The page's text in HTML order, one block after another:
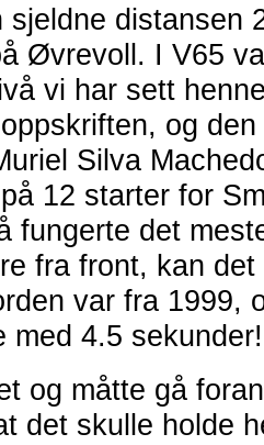
sjeldne distansen
Øvrevoll. I V65
vi har sett
og
Silva
12 starter for
fungerte det
fra front, kan
var fra 1999,
med 4.5 sekunder!
og måtte gå
det skulle holde